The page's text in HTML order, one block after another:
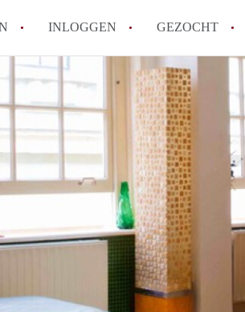
INLOGGEN GEZOCHT
Wat is de Wet Betaalbare
Amsterdam?
Wat zijn de voordelen van
Hoe vind je een goedkoop
Wat zijn de verplichtingen
Kan je beter een
Alle veelgestelde vragen